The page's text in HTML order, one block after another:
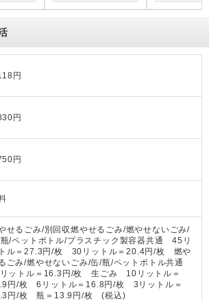
円
円
円
せるごみ/別回収燃やせるごみ/燃やせないごみ/
/ペットボトル/プラスチック製容器共通 45リ
ル＝27.3円/枚 30リットル＝20.4円/枚 燃や
ごみ/燃やせないごみ/缶/瓶/ペットボトル共通
ットル＝16.3円/枚 生ごみ 10リットル＝
円/枚 6リットル＝16.8円/枚 3リットル＝
円/枚 瓶＝13.9円/枚 (税込)